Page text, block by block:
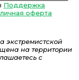
Поддержка
оферта
экстремистской
на территории
с